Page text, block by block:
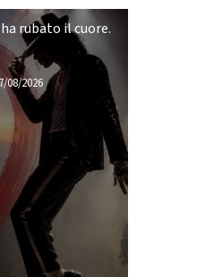
rubato il cuore.
08/2026